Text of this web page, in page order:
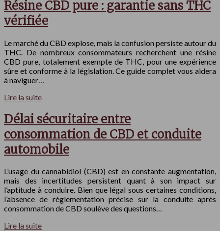
Résine CBD pure : garantie sans THC
vérifiée
Le marché du CBD explose, mais la confusion persiste autour du
THC. De nombreux consommateurs recherchent une résine
CBD pure, totalement exempte de THC, pour une expérience
sûre et conforme à la législation. Ce guide complet vous aidera
à naviguer…
Lire la suite
Délai sécuritaire entre
consommation de CBD et conduite
automobile
L’usage du cannabidiol (CBD) est en constante augmentation,
mais des incertitudes persistent quant à son impact sur
l’aptitude à conduire. Bien que légal sous certaines conditions,
l’absence de réglementation précise sur la conduite après
consommation de CBD soulève des questions…
Lire la suite